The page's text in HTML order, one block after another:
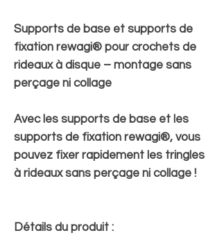
Supports de base et supports de
fixation rewagi® pour crochets de
rideaux à disque – montage sans
perçage ni collage
Avec les supports de base et les
supports de fixation rewagi®, vous
pouvez fixer rapidement les tringles
à rideaux sans perçage ni collage !
Détails du produit :